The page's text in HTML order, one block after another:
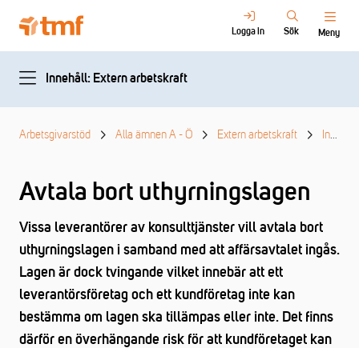
Logga in Sök Meny
Innehåll: Extern arbetskraft
Arbetsgivarstöd Alla ämnen A - Ö Extern arbetskraft Inhyrning av personal
Avtala bort uthyrningslagen
Vissa leverantörer av konsulttjänster vill avtala bort
uthyrningslagen i samband med att affärsavtalet ingås.
Lagen är dock tvingande vilket innebär att ett
leverantörsföretag och ett kundföretag inte kan
bestämma om lagen ska tillämpas eller inte. Det finns
därför en överhängande risk för att kundföretaget kan